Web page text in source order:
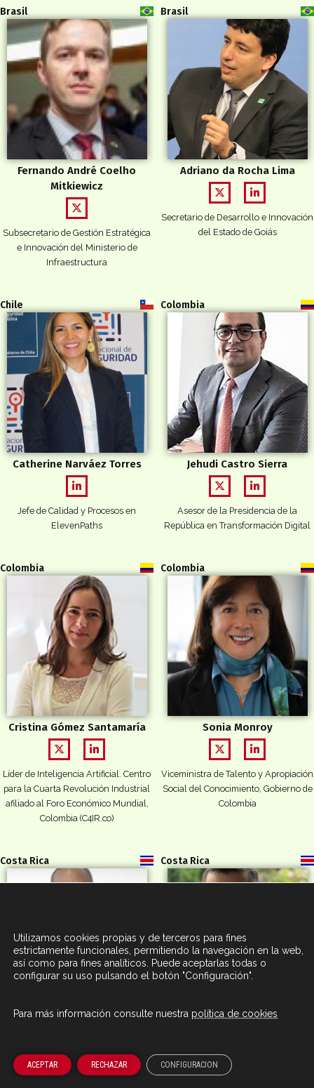
Brasil
Fernando André Coelho
Mitkiewicz
Subsecretario de Gestión Estratégica
e Innovación del Ministerio de
Infraestructura
Brasil
Adriano da Rocha Lima
Secretario de Desarrollo e Innovación
del Estado de Goiás
Chile
Catherine Narváez Torres
Jefe de Calidad y Procesos en
ElevenPaths
Colombia
Jehudi Castro Sierra
Asesor de la Presidencia de la
República en Transformación Digital
Colombia
Cristina Gómez Santamaría
Líder de Inteligencia Artificial. Centro
para la Cuarta Revolución Industrial
afiliado al Foro Económico Mundial,
Colombia (C4IR.co)
Colombia
Sonia Monroy
Viceministra de Talento y Apropiación
Social del Conocimiento, Gobierno de
Colombia
Costa Rica
Alexander López
Director del Instituto
Costa Rica
Gerardo Alonso Ramírez
Economista Asesor del Despacho de
la Ministra, en el Ministerio de
Utilizamos cookies propias y de terceros para fines
estrictamente funcionales, permitiendo la navegación en la web,
así como para fines analíticos. Puede aceptarlas todas o
configurar su uso pulsando el botón "Configuración".
Para más información consulte nuestra política de cookies
ACEPTAR RECHAZAR CONFIGURACION